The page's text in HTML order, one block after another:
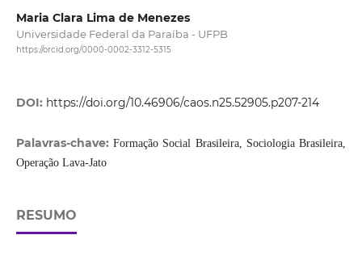
Maria Clara Lima de Menezes
Universidade Federal da Paraíba - UFPB
https://orcid.org/0000-0002-3312-5315
DOI: https://doi.org/10.46906/caos.n25.52905.p207-214
Palavras-chave:Formação Social Brasileira, Sociologia Brasileira,
Operação Lava-Jato
RESUMO